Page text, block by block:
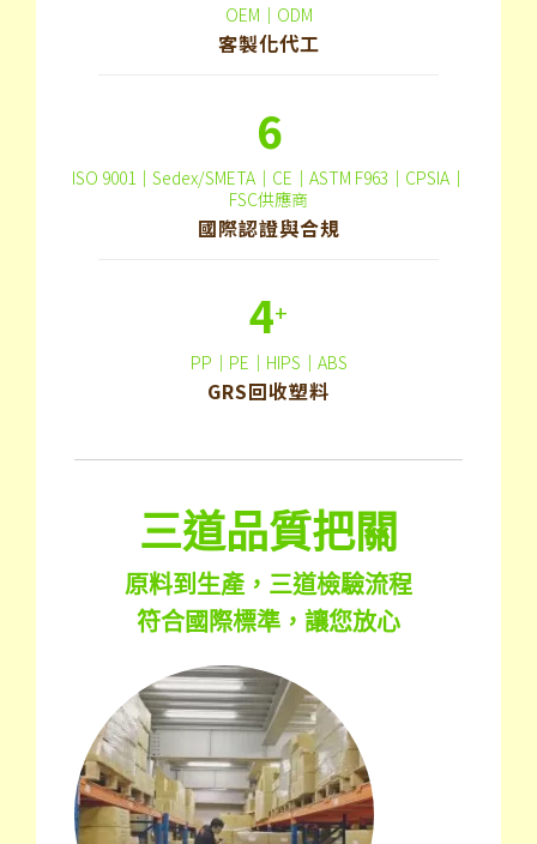
OEM｜ODM
客製化代工
6
ISO 9001｜Sedex/SMETA｜CE｜ASTM F963｜CPSIA｜
FSC供應商
國際認證與合規
4+
PP｜PE｜HIPS｜ABS
GRS回收塑料
三道品質把關
原料到生產，三道檢驗流程
符合國際標準，讓您放心